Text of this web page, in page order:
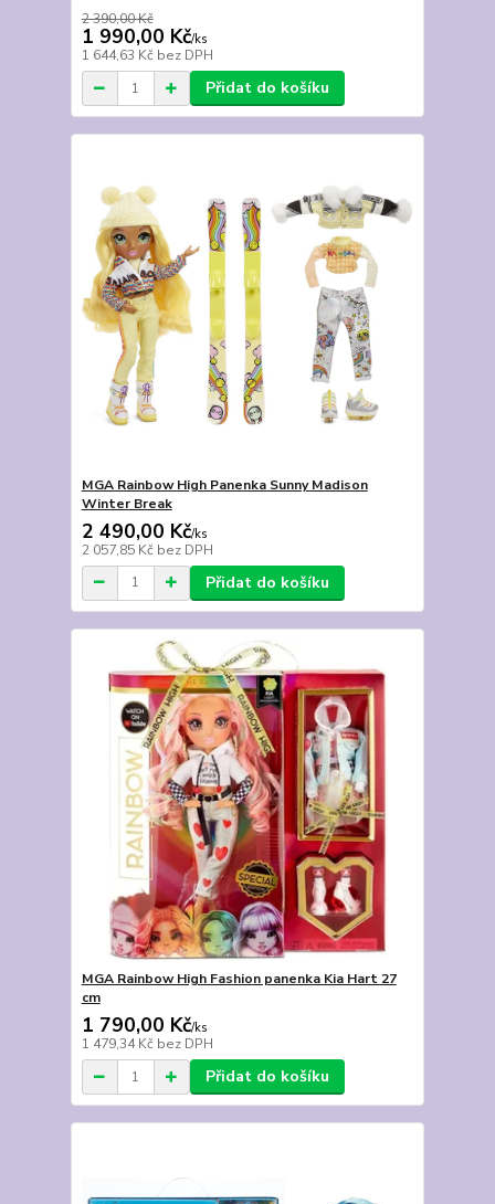
2 390,00 Kč
1 990,00 Kč/ks
1 644,63 Kč bez DPH
Přidat do košíku
MGA Rainbow High Panenka Sunny Madison
Winter Break
2 490,00 Kč/ks
2 057,85 Kč bez DPH
Přidat do košíku
MGA Rainbow High Fashion panenka Kia Hart 27
cm
1 790,00 Kč/ks
1 479,34 Kč bez DPH
Přidat do košíku